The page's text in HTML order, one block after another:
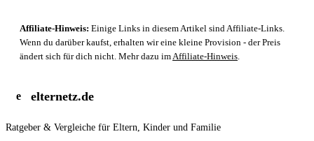
Affiliate-Hinweis: Einige Links in diesem Artikel sind Affiliate-Links.
Wenn du darüber kaufst, erhalten wir eine kleine Provision - der Preis
ändert sich für dich nicht. Mehr dazu im Affiliate-Hinweis
e elternetz.de
Ratgeber & Vergleiche für Eltern, Kinder und Familie